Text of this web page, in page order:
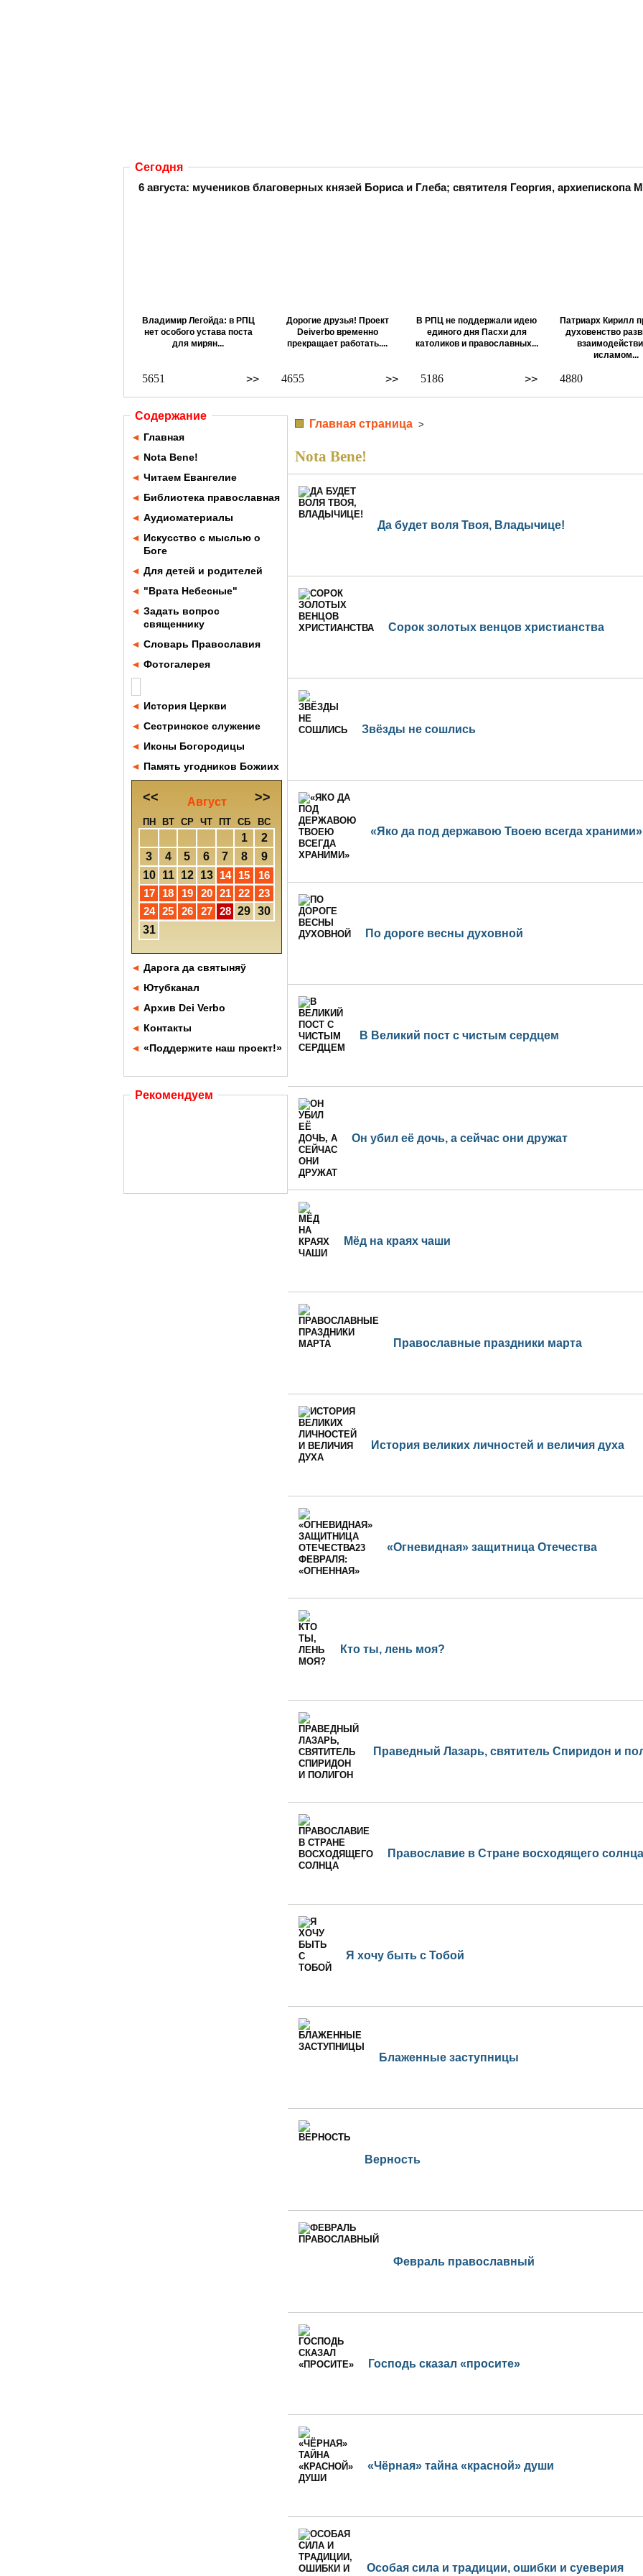
Сегодня
6 августа: мучеников благоверных князей Бориса и Глеба; святителя Георгия, архиепископа
Владимир Легойда: в РПЦ
нет особого устава поста
для мирян...
>>
5651
Дорогие друзья! Проект
Deiverbo временно
прекращает работать....
>>
4655
В РПЦ не поддержали идею
единого дня Пасхи для
католиков и православных...
>>
5186
Патриарх Кирилл
духовенство
исламом...
4880
Содержание
◄ Главная
◄ Nota Bene!
◄ Читаем Евангелие
◄ Библиотека православная
◄ Аудиоматериалы
◄ Искусство с мыслью о
Боге
◄ Для детей и родителей
◄ "Врата Небесные"
◄ Задать вопрос
священнику
◄ Словарь Православия
◄ Фотогалерея
◄ История Церкви
◄ Сестринское служение
◄ Иконы Богородицы
◄ Память угодников Божиих
<< >>
Август
ПН ВТ СР ЧТ ПТ СБ ВС
1
2
3
4 5 6 7 8
9
10
11 12 13 14 15
16
17
18 19 20 21 22
23
24
25 26 27 28 29 30
31
◄ Дарога да святыняў
◄ Ютубканал
◄ Архив Dei Verbo
◄ Контакты
◄ «Поддержите наш проект!»
Рекомендуем
Главная страница >
Nota Bene!
Да будет воля Твоя, Владычице!
Сорок золотых венцов христианства
Звёзды не сошлись
«Яко да под державою Твоею всегда храними»
По дороге весны духовной
В Великий пост с чистым сердцем
Он убил её дочь, а сейчас они дружат
Мёд на краях чаши
Православные праздники марта
История великих личностей и величия духа
«Огневидная» защитница Отечества
Кто ты, лень моя?
Праведный Лазарь, святитель Спиридон и
Православие в Стране восходящего солнца
Я хочу быть с Тобой
Блаженные заступницы
Верность
Февраль православный
Господь сказал «просите»
«Чёрная» тайна «красной» души
Особая сила и традиции, ошибки и суеверия